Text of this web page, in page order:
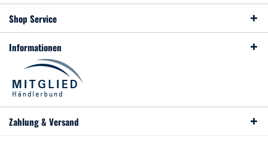
Shop Service
Informationen
Zahlung & Versand